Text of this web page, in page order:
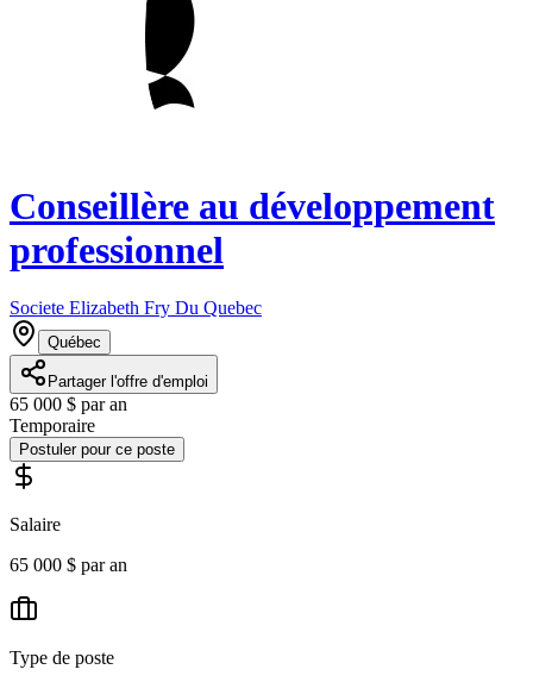
Conseillère au développement
professionnel
Societe Elizabeth Fry Du Quebec
Québec
Partager l'offre d'emploi
65 000 $ par an
Temporaire
Postuler pour ce poste
Salaire
65 000 $ par an
Type de poste